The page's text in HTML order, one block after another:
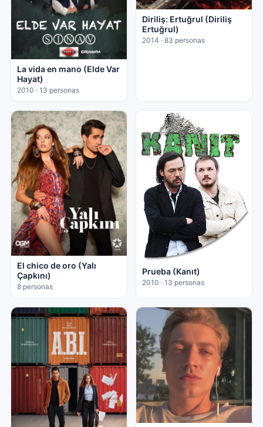
La vida en mano (Elde Var
Hayat)
2010 · 13 personas
Diriliş: Ertuğrul (Diriliş
Ertuğrul)
2014 · 83 personas
El chico de oro (Yalı
Çapkını)
8 personas
Prueba (Kanıt)
2010 · 13 personas